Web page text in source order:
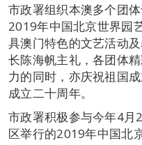
市政署组织本澳多个团
2019年中国北京世界园
具澳门特色的文艺活动
长陈海帆主礼，各团体
力的同时，亦庆祝祖国
成立二十周年。
市政署积极参与今年4
区举行的2019年中国北